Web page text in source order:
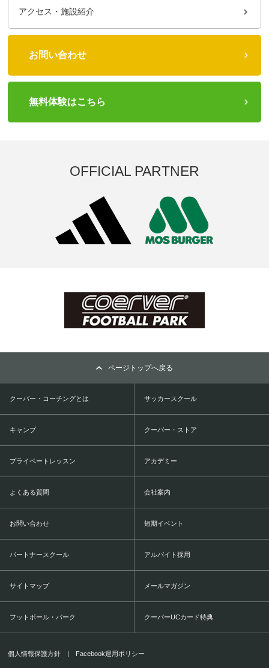
アクセス・施設紹介
お問い合わせ
無料体験はこちら
OFFICIAL PARTNER
ページトップへ戻る
クーバー・コーチングとは サッカースクール
キャンプ クーバー・ストア
プライベートレッスン アカデミー
よくある質問 会社案内
お問い合わせ 短期イベント
パートナースクール アルバイト採用
サイトマップ メールマガジン
フットボール・パーク クーバーUCカード特典
個人情報保護方針 | Facebook運用ポリシー